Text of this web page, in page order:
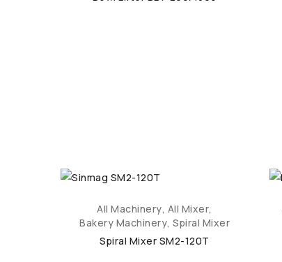
All Machinery, All Mixer,
Bakery Machinery, Spiral Mixer
Spiral Mixer SM2-120T